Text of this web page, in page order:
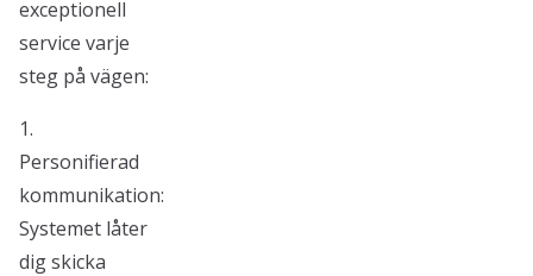
exceptionell
service varje
steg på vägen:
1.
Personifierad
kommunikation:
Systemet låter
dig skicka